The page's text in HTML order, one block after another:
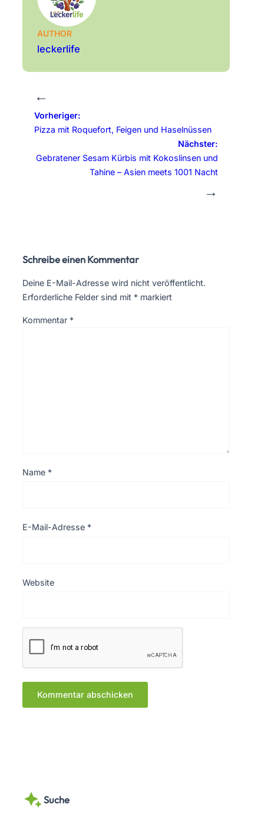
AUTHOR
leckerlife
←
Vorheriger:
Pizza mit Roquefort, Feigen und Haselnüssen
Nächster:
Gebratener Sesam Kürbis mit Kokoslinsen und
Tahine – Asien meets 1001 Nacht
→
Schreibe einen Kommentar
Deine E-Mail-Adresse wird nicht veröffentlicht.
Erforderliche Felder sind mit * markiert
Kommentar *
Name *
E-Mail-Adresse *
Website
Suche